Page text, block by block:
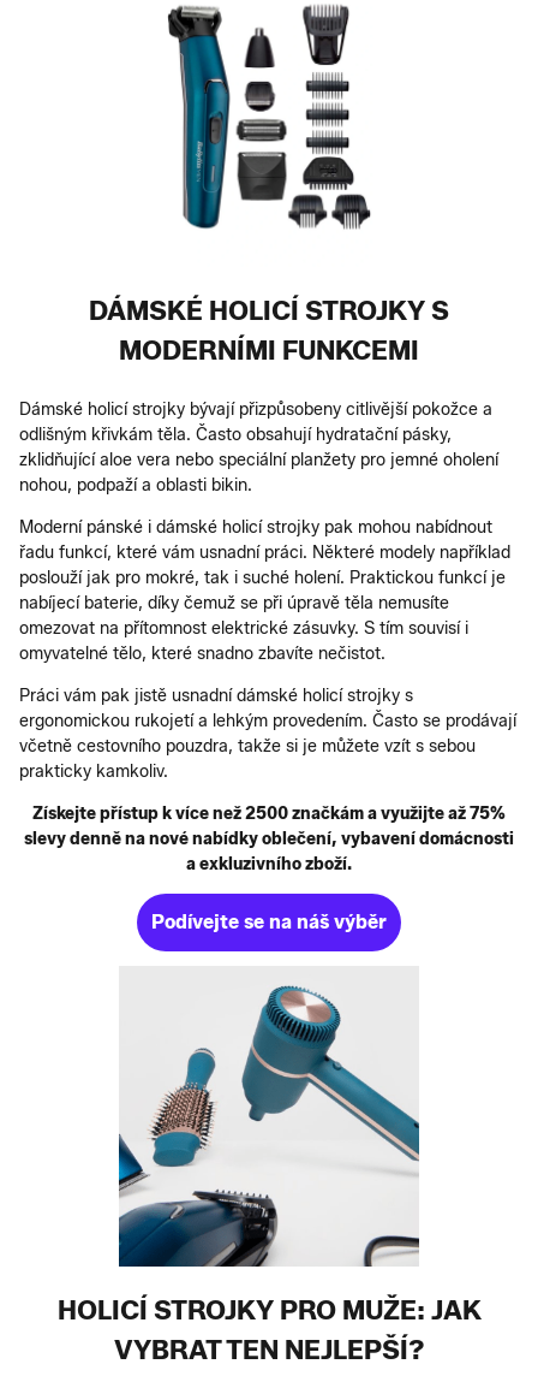
DÁMSKÉ HOLICÍ STROJKY S
MODERNÍMI FUNKCEMI
Dámské holicí strojky bývají přizpůsobeny citlivější pokožce a
odlišným křivkám těla. Často obsahují hydratační pásky,
zklidňující aloe vera nebo speciální planžety pro jemné oholení
nohou, podpaží a oblasti bikin.
Moderní pánské i dámské holicí strojky pak mohou nabídnout
řadu funkcí, které vám usnadní práci. Některé modely například
poslouží jak pro mokré, tak i suché holení. Praktickou funkcí je
nabíjecí baterie, díky čemuž se při úpravě těla nemusíte
omezovat na přítomnost elektrické zásuvky. S tím souvisí i
omyvatelné tělo, které snadno zbavíte nečistot.
Práci vám pak jistě usnadní dámské holicí strojky s
ergonomickou rukojetí a lehkým provedením. Často se prodávají
včetně cestovního pouzdra, takže si je můžete vzít s sebou
prakticky kamkoliv.
Získejte přístup k více než 2500 značkám a využijte až 75%
slevy denně na nové nabídky oblečení, vybavení domácnosti
a exkluzivního zboží.
Podívejte se na náš výběr
HOLICÍ STROJKY PRO MUŽE: JAK
VYBRAT TEN NEJLEPŠÍ?